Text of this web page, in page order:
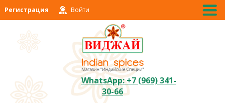
Регистрация Войти
WhatsApp: +7 (969) 341-
30-66